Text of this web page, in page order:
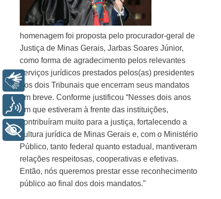
homenagem foi proposta pelo procurador-geral de
Justiça de Minas Gerais, Jarbas Soares Júnior,
como forma de agradecimento pelos relevantes
serviços jurídicos prestados pelos(as) presidentes
dos dois Tribunais que encerram seus mandatos
em breve. Conforme justificou “Nesses dois anos
em que estiveram à frente das instituições,
contribuíram muito para a justiça, fortalecendo a
cultura jurídica de Minas Gerais e, com o Ministério
Público, tanto federal quanto estadual, mantiveram
relações respeitosas, cooperativas e efetivas.
Então, nós queremos prestar esse reconhecimento
público ao final dos dois mandatos.”
Libras
+ Acessibilidade